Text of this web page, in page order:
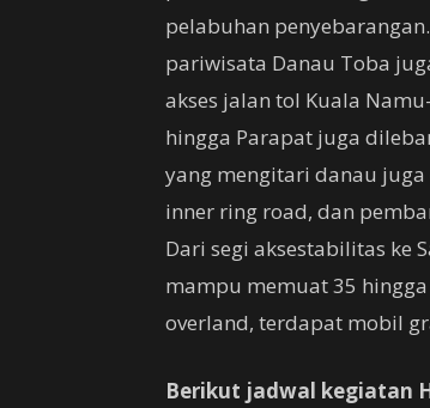
pelabuhan
pariwisata Danau Toba
akses jalan tol Kuala
hingga Parapat juga
yang mengitari danau juga
inner ring road, dan
Dari segi aksestabilitas ke
mampu memuat 35
overland, terdapat mobil
Berikut jadwal kegiatan